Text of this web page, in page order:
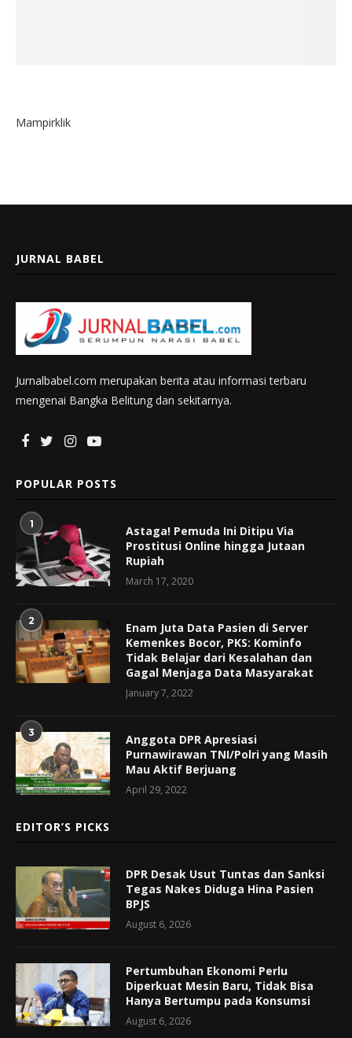
Mampirklik
JURNAL BABEL
Jurnalbabel.com merupakan berita atau informasi terbaru
mengenai Bangka Belitung dan sekitarnya.
POPULAR POSTS
1
Astaga! Pemuda Ini Ditipu Via
Prostitusi Online hingga Jutaan
Rupiah
March 17, 2020
2
Enam Juta Data Pasien di Server
Kemenkes Bocor, PKS: Kominfo
Tidak Belajar dari Kesalahan dan
Gagal Menjaga Data Masyarakat
January 7, 2022
3
Anggota DPR Apresiasi
Purnawirawan TNI/Polri yang Masih
Mau Aktif Berjuang
April 29, 2022
EDITOR’S PICKS
DPR Desak Usut Tuntas dan Sanksi
Tegas Nakes Diduga Hina Pasien
BPJS
August 6, 2026
Pertumbuhan Ekonomi Perlu
Diperkuat Mesin Baru, Tidak Bisa
Hanya Bertumpu pada Konsumsi
August 6, 2026